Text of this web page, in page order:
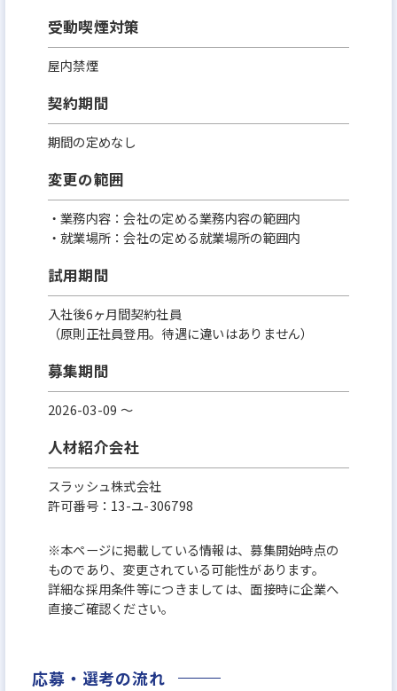
受動喫煙対策
屋内禁煙
契約期間
期間の定めなし
変更の範囲
・業務内容：会社の定める業務内容の範囲内
・就業場所：会社の定める就業場所の範囲内
試用期間
入社後6ヶ月間契約社員
（原則正社員登用。待遇に違いはありません）
募集期間
2026-03-09 〜
人材紹介会社
スラッシュ株式会社
許可番号：13-ユ-306798
※本ページに掲載している情報は、募集開始時点の
ものであり、変更されている可能性があります。
詳細な採用条件等につきましては、面接時に企業へ
直接ご確認ください。
応募・選考の流れ